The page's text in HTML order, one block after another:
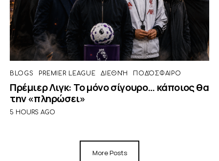
BLOGS PREMIER LEAGUE ΔΙΕΘΝΉ ΠΟΔΌΣΦΑΙΡΟ
Πρέμιερ Λιγκ: Το μόνο σίγουρο… κάποιος θα
την «πληρώσει»
5 HOURS AGO
More Posts